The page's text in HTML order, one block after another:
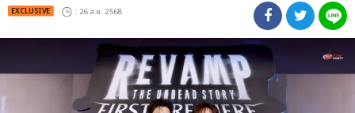
EXCLUSIVE : 26 ส.ค. 2568